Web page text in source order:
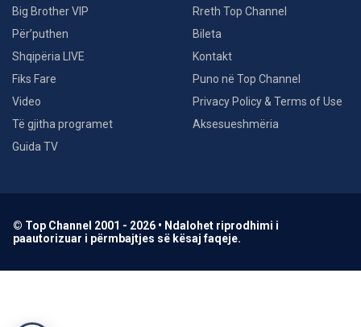
Big Brother VIP
Për’puthen
Shqipëria LIVE
Fiks Fare
Video
Të gjitha programet
Guida TV
Rreth Top Channel
Bileta
Kontakt
Puno në Top Channel
Privacy Policy & Terms of Use
Aksesueshmëria
© Top Channel 2001 - 2026 • Ndalohet riprodhimi i
paautorizuar i përmbajtjes së kësaj faqeje.